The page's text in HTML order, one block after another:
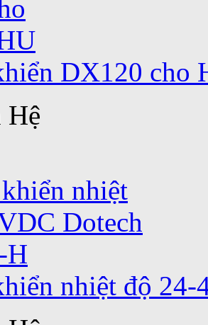
DX120 cho
Hệ
nhiệt độ